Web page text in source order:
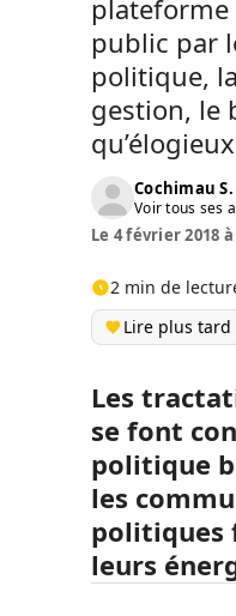
plateforme
public par
politique,
gestion, le
Cochimau
Voir tous ses
Le 4 février 2018 à
2 min de
Lire plus tard
Les
se font
politique
les
politiques
leurs